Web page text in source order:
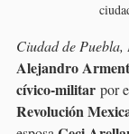
Ciudad de
Alejandro
cívico-militar por
Revolución